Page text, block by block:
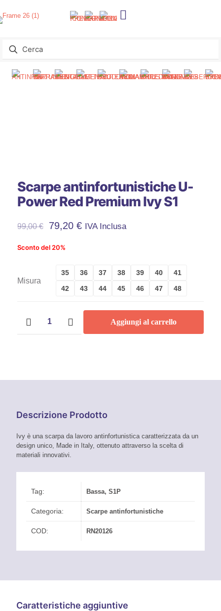
Scarpe antinfortunistiche U-
Power Red Premium Ivy S1
99,00€ 79,20 € IVA Inclusa
Sconto del 20%
Misura
35 36 37 38 39 40
41
42
43 44 45 46 47 48
antinfortunistiche
U-
S1
Aggiungi al carrello
Descrizione Prodotto
Ivy è una scarpa da lavoro antinfortunistica caratterizzata da un
design unico, Made in Italy, ottenuto attraverso la scelta di
materiali innovativi.
Tag: Bassa, S1P
Categoria: Scarpe antinfortunistiche
COD: RN20126
Caratteristiche aggiuntive